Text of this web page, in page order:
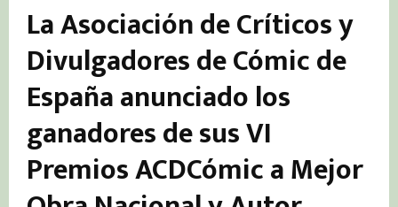
La Asociación de Críticos y
Divulgadores de Cómic de
España anunciado los
ganadores de sus VI
Premios ACDCómic a Mejor